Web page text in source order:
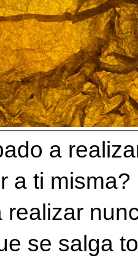
a
a ti
realizar
se salga